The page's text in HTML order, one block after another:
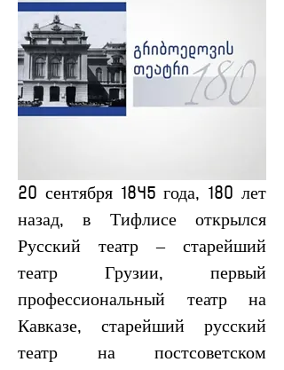
20 сентября 1845 года, 180 лет
назад, в Тифлисе открылся
Русский театр – старейший
театр Грузии, первый
профессиональный театр на
Кавказе, старейший русский
театр на постсоветском